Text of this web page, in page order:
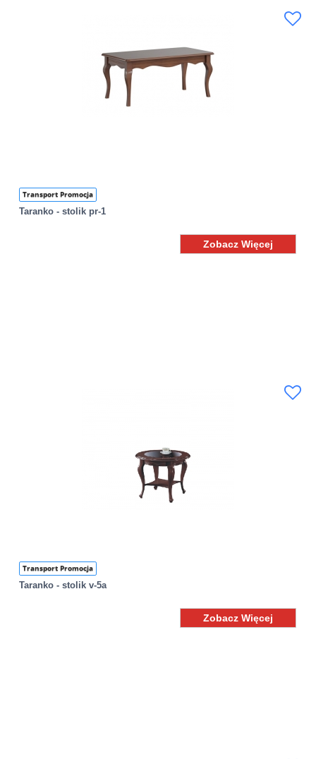
Transport Promocja
Taranko - stolik pr-1
Zobacz Więcej
Transport Promocja
Taranko - stolik v-5a
Zobacz Więcej